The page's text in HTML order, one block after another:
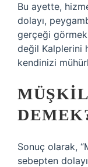
Bu ayette,
dolayı,
gerçeği
değil Kalplerini
kendinizi
Sonuç olarak,
sebepten